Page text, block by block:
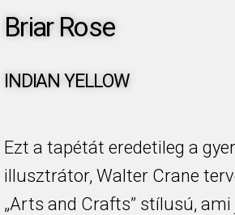
Briar Rose
INDIAN YELLOW
Ezt a tapétát eredetileg a
illusztrátor, Walter Crane
„Arts and Crafts” stílusú,